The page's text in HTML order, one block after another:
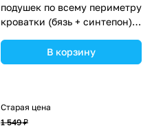
подушек по всему периметру
кроватки (бязь + синтепон)
ассортименте.В корзину
Старая цена
1 549 ₽